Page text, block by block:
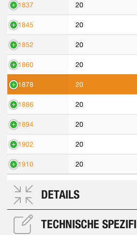
71837 20
71845 20
71852 20
71860 20
71878 20
71886 20
71894 20
71902 20
71910 20
DETAILS
TECHNISCHE